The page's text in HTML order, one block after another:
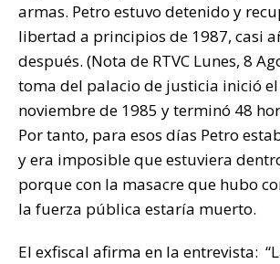
armas. Petro estuvo detenido y
libertad a principios de 1987, casi
después. (Nota de RTVC Lunes, 8
toma del palacio de justicia inició
noviembre de 1985 y terminó 48
Por tanto, para esos días Petro
y era imposible que estuviera
porque con la masacre que hubo
la fuerza pública estaría muerto.
El exfiscal afirma en la entrevista: